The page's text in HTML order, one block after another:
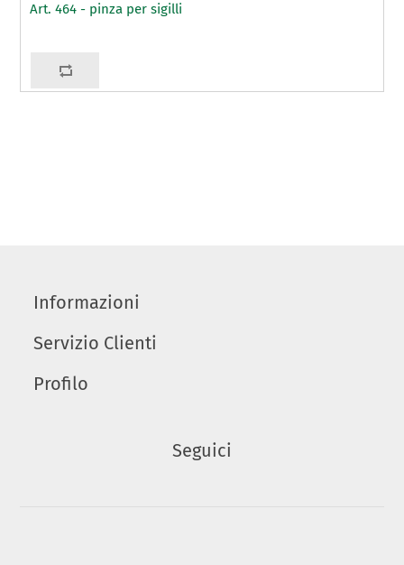
Art. 464 - pinza per sigilli
Informazioni
Servizio Clienti
Profilo
Seguici